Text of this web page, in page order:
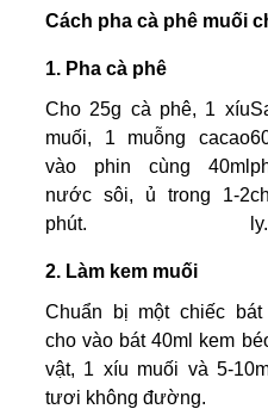
Cách pha cà phê muối
1. Pha cà phê
Cho 25g cà phê, 1 xíu
muối, 1 muỗng cacao
vào phin cùng 40ml
nước sôi, ủ trong 1-2
phút.
ly.
2. Làm kem muối
Chuẩn bị một chiếc bát
cho vào bát 40ml kem
vật, 1 xíu muối và 5-
tươi không đường.